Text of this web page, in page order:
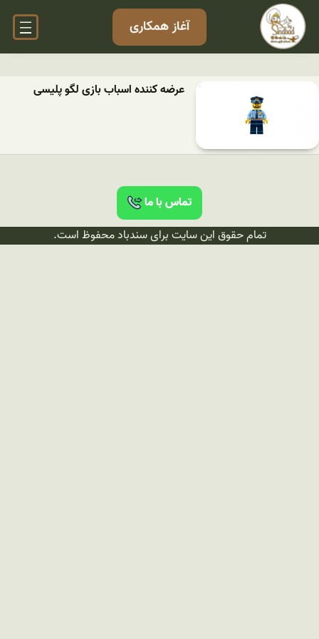
آغاز همکاری
عرضه کننده اسباب بازی لگو پلیسی
تماس با ما
تمام حقوق این سایت برای سندباد محفوظ است.